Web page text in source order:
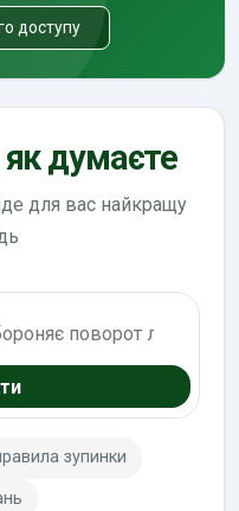
доступу
думаєте
для вас найкращу
зупинки